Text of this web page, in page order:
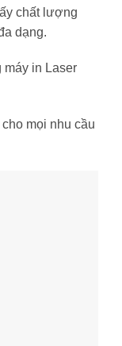
chất lượng
dạng.
máy in Laser
mọi nhu cầu